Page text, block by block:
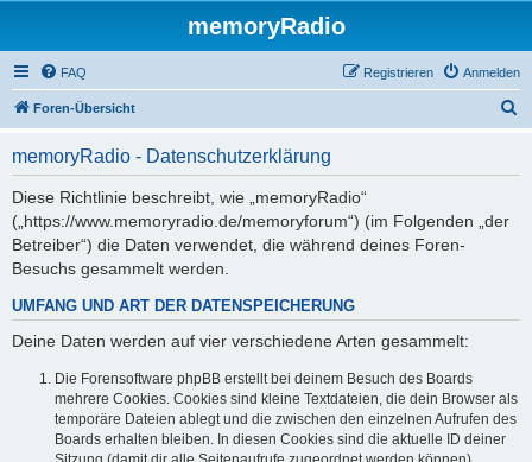
memoryRadio
FAQ Anmelden
Registrieren
Foren-Übersicht
memoryRadio - Datenschutzerklärung
Diese Richtlinie beschreibt, wie „memoryRadio“
(„https://www.memoryradio.de/memoryforum“) (im Folgenden „der
Betreiber“) die Daten verwendet, die während deines Foren-
Besuchs gesammelt werden.
UMFANG UND ART DER DATENSPEICHERUNG
Deine Daten werden auf vier verschiedene Arten gesammelt:
Die Forensoftware phpBB erstellt bei deinem Besuch des Boards
mehrere Cookies. Cookies sind kleine Textdateien, die dein Browser als
temporäre Dateien ablegt und die zwischen den einzelnen Aufrufen des
Boards erhalten bleiben. In diesen Cookies sind die aktuelle ID deiner